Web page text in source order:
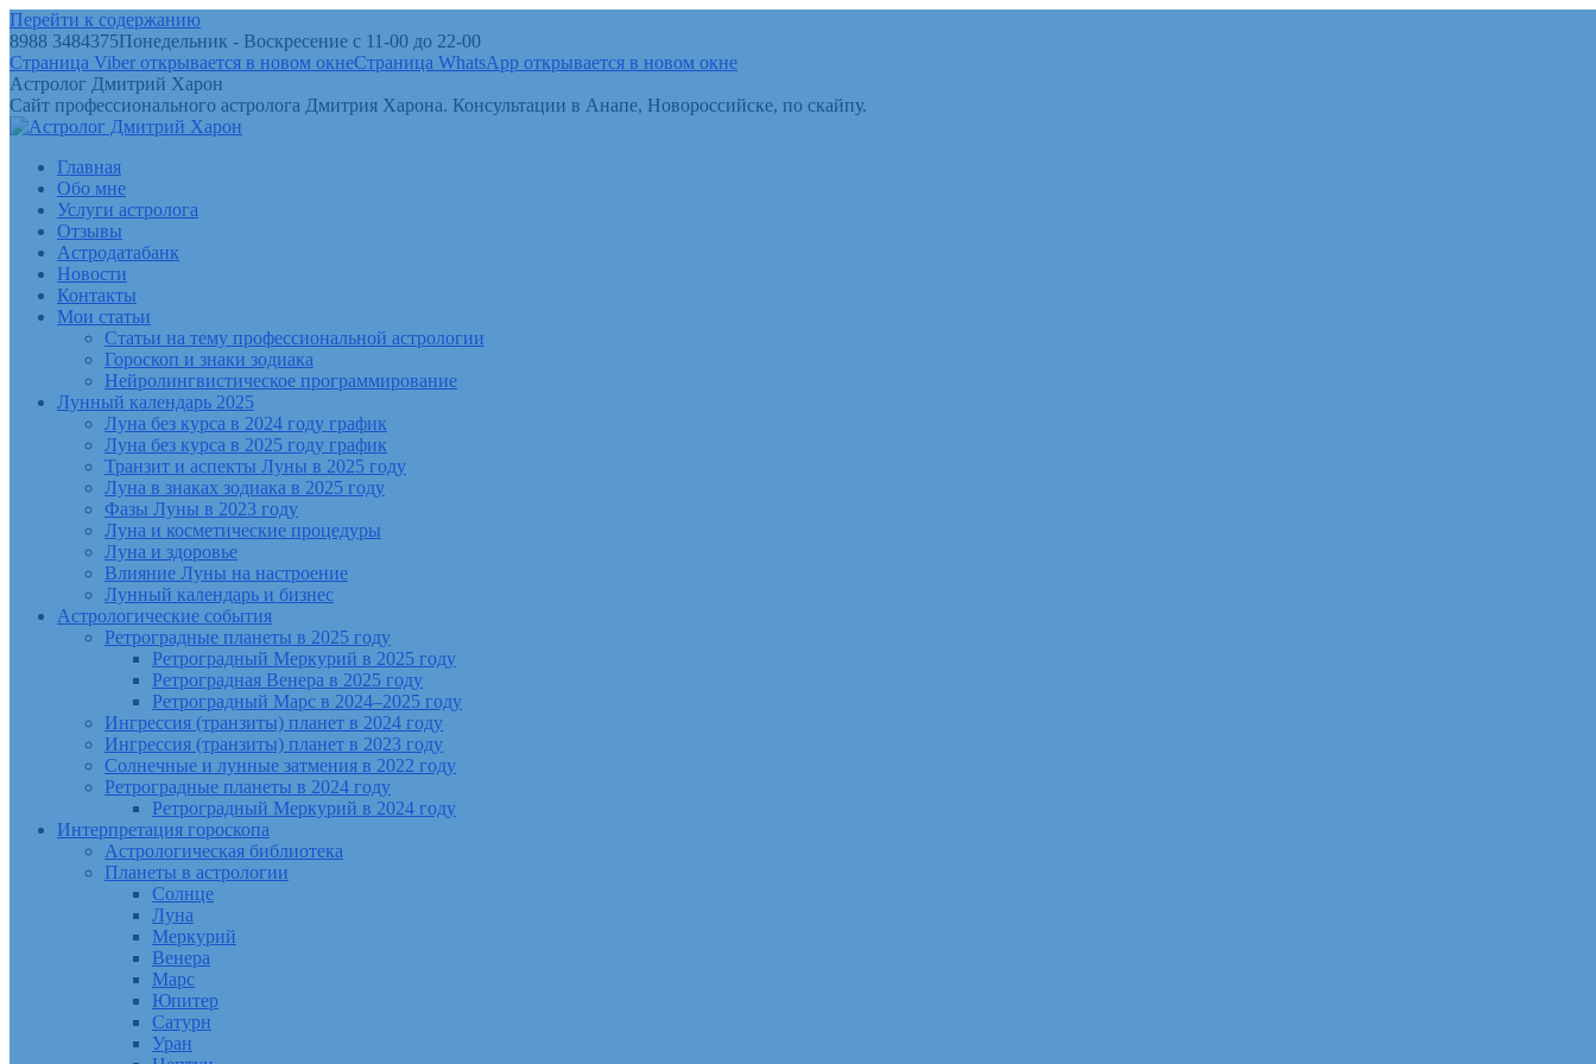
Перейти к содержанию
8988 3484375Понедельник - Воскресение с 11-00 до 22-00
Страница Viber открывается в новом окнеСтраница WhatsApp открывается в новом окне
Астролог Дмитрий Харон
Сайт профессионального астролога Дмитрия Харона. Консультации в Анапе, Новороссийске, по скайпу.
Главная
Обо мне
Услуги астролога
Отзывы
Астродатабанк
Новости
Контакты
Мои статьи
Статьи на тему профессиональной астрологии
Гороскоп и знаки зодиака
Нейролингвистическое программирование
Лунный календарь 2025
Луна без курса в 2024 году график
Луна без курса в 2025 году график
Транзит и аспекты Луны в 2025 году
Луна в знаках зодиака в 2025 году
Фазы Луны в 2023 году
Луна и косметические процедуры
Луна и здоровье
Влияние Луны на настроение
Лунный календарь и бизнес
Астрологические события
Ретроградные планеты в 2025 году
Ретроградный Меркурий в 2025 году
Ретроградная Венера в 2025 году
Ретроградный Марс в 2024–2025 году
Ингрессия (транзиты) планет в 2024 году
Ингрессия (транзиты) планет в 2023 году
Солнечные и лунные затмения в 2022 году
Ретроградные планеты в 2024 году
Ретроградный Меркурий в 2024 году
Интерпретация гороскопа
Астрологическая библиотека
Планеты в астрологии
Солнце
Луна
Меркурий
Венера
Марс
Юпитер
Сатурн
Уран